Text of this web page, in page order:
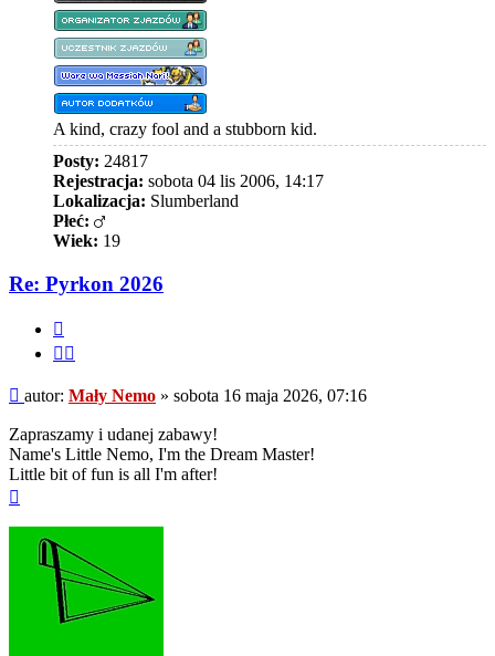
A kind, crazy fool and a stubborn kid.
Posty: 24817
Rejestracja: sobota 04 lis 2006, 14:17
Lokalizacja: Slumberland
Płeć:
Wiek: 19
Re: Pyrkon 2026
Post
autor: Mały Nemo » sobota 16 maja 2026, 07:16
Zapraszamy i udanej zabawy!
Name's Little Nemo, I'm the Dream Master!
Little bit of fun is all I'm after!